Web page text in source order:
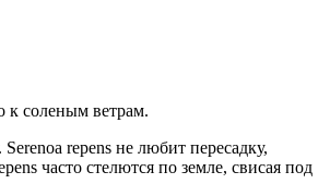
к соленым ветрам.
repens не любит пересадку,
часто стелются по земле, свисая под